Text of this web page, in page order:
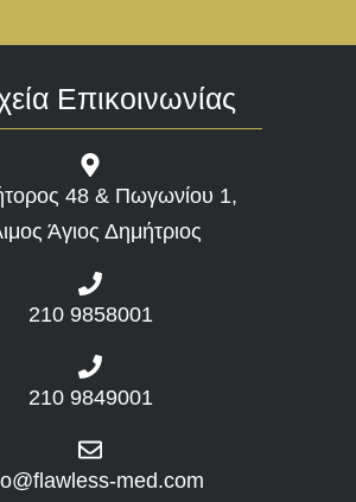
Επικοινωνίας
48 & Πωγωνίου 1,
Άγιος Δημήτριος
210 9858001
210 9849001
med.com